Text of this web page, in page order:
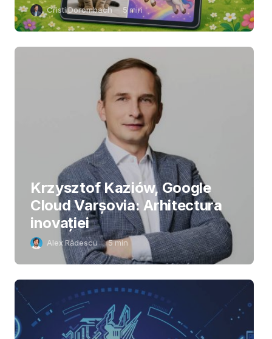
Cristi Dorombach 5 min
Krzysztof Kaziów, Google
Cloud Varșovia: Arhitectura
inovaţiei
Alex Rădescu 5min